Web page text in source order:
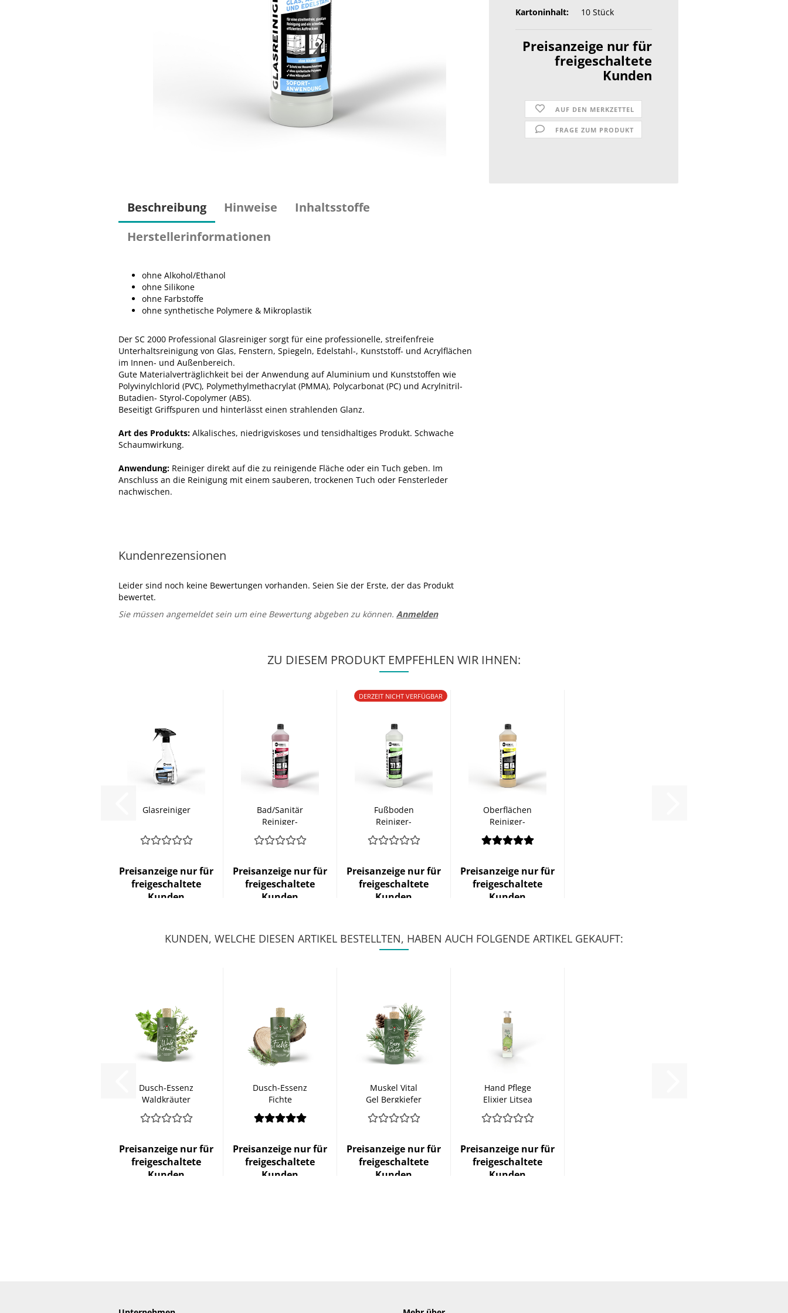
Kartoninhalt:
10 Stück
Preisanzeige nur für
freigeschaltete
Kunden
AUF DEN MERKZETTEL
FRAGE ZUM PRODUKT
Beschreibung Hinweise
Inhaltsstoffe
Herstellerinformationen
ohne Alkohol/Ethanol
ohne Silikone
ohne Farbstoffe
ohne synthetische Polymere & Mikroplastik
Der SC 2000 Professional Glasreiniger sorgt für eine professionelle, streifenfreie
Unterhaltsreinigung von Glas, Fenstern, Spiegeln, Edelstahl-, Kunststoff- und Acrylflächen
im Innen- und Außenbereich.
Gute Materialverträglichkeit bei der Anwendung auf Aluminium und Kunststoffen wie
Polyvinylchlorid (PVC), Polymethylmethacrylat (PMMA), Polycarbonat (PC) und Acrylnitril-
Butadien- Styrol-Copolymer (ABS).
Beseitigt Griffspuren und hinterlässt einen strahlenden Glanz.
Art des Produkts: Alkalisches, niedrigviskoses und tensidhaltiges Produkt. Schwache
Schaumwirkung.
Anwendung: Reiniger direkt auf die zu reinigende Fläche oder ein Tuch geben. Im
Anschluss an die Reinigung mit einem sauberen, trockenen Tuch oder Fensterleder
nachwischen.
Kundenrezensionen
Leider sind noch keine Bewertungen vorhanden. Seien Sie der Erste, der das Produkt
bewertet.
Sie müssen angemeldet sein um eine Bewertung abgeben zu können. Anmelden
ZU DIESEM PRODUKT EMPFEHLEN WIR IHNEN:
Glasreiniger
Preisanzeige nur für
freigeschaltete
Kunden
Bad/Sanitär
Reiniger-
Konzentrat
Preisanzeige nur für
freigeschaltete
Kunden
DERZEIT NICHT VERFÜGBAR
Fußboden
Reiniger-
Konzentrat
Preisanzeige nur für
freigeschaltete
Kunden
Oberflächen
Reiniger-
Konzentrat
Preisanzeige nur für
freigeschaltete
Kunden
KUNDEN, WELCHE DIESEN ARTIKEL BESTELLTEN, HABEN AUCH FOLGENDE ARTIKEL GEKAUFT:
Dusch-Essenz
Waldkräuter
Preisanzeige nur für
freigeschaltete
Kunden
Dusch-Essenz
Fichte
Preisanzeige nur für
freigeschaltete
Kunden
Muskel Vital
Gel Bergkiefer
Preisanzeige nur für
freigeschaltete
Kunden
Hand Pflege
Elixier Litsea
Cubeba
Preisanzeige nur für
freigeschaltete
Kunden